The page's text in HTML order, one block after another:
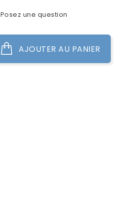
Posez une question
AJOUTER AU PANIER